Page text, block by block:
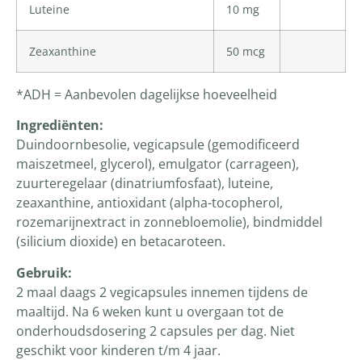
Luteine 10 mg
Zeaxanthine 50 mcg
*ADH = Aanbevolen dagelijkse hoeveelheid
Ingrediënten:
Duindoornbesolie, vegicapsule (gemodificeerd
maiszetmeel, glycerol), emulgator (carrageen),
zuurteregelaar (dinatriumfosfaat), luteine,
zeaxanthine, antioxidant (alpha-tocopherol,
rozemarijnextract in zonnebloemolie), bindmiddel
(silicium dioxide) en betacaroteen.
Gebruik:
2 maal daags 2 vegicapsules innemen tijdens de
maaltijd. Na 6 weken kunt u overgaan tot de
onderhoudsdosering 2 capsules per dag. Niet
geschikt voor kinderen t/m 4 jaar.